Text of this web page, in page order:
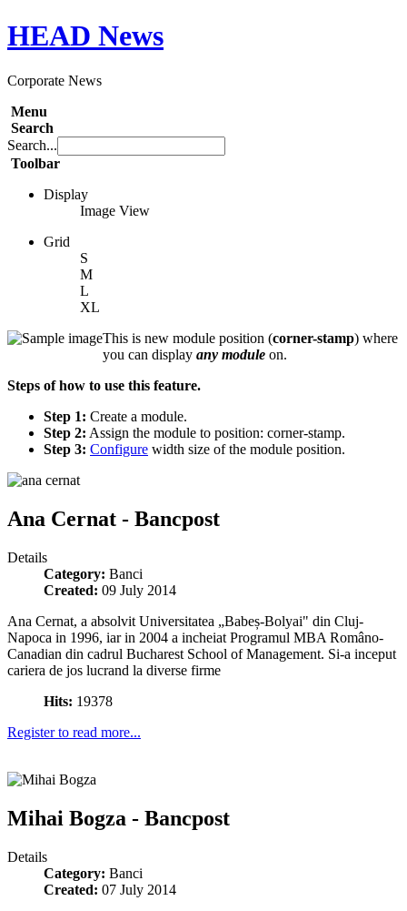
HEAD News
Corporate News
Menu
Search
Search...
Toolbar
Display
Image View
Grid
S
M
L
XL
This is new module position (corner-stamp) where
you can display any module on.
Steps of how to use this feature.
Step 1: Create a module.
Step 2: Assign the module to position: corner-stamp.
Step 3: Configure width size of the module position.
Ana Cernat - Bancpost
Details
Category: Banci
Created: 09 July 2014
Ana Cernat, a absolvit Universitatea „Babeș-Bolyai" din Cluj-
Napoca in 1996, iar in 2004 a incheiat Programul MBA Româno-
Canadian din cadrul Bucharest School of Management. Si-a inceput
cariera de jos lucrand la diverse firme
Hits: 19378
Register to read more...
Mihai Bogza - Bancpost
Details
Category: Banci
Created: 07 July 2014